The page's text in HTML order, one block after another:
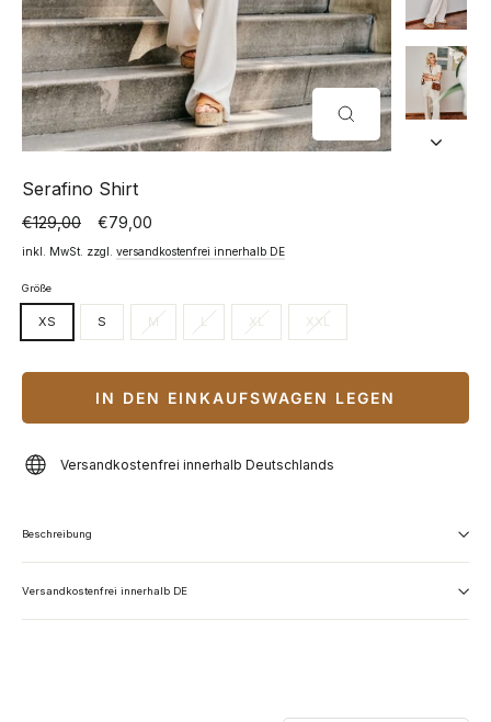
SCHLIESSEN (
ESC)
Serafino Shirt
Normaler
Preis
€129,00
Sonderpreis€79,00
inkl. MwSt. zzgl. versandkostenfrei innerhalb DE
Größe
XS S M L XL XXL
IN DEN EINKAUFSWAGEN LEGEN
Versandkostenfrei innerhalb Deutschlands
Beschreibung
Versandkostenfrei innerhalb DE